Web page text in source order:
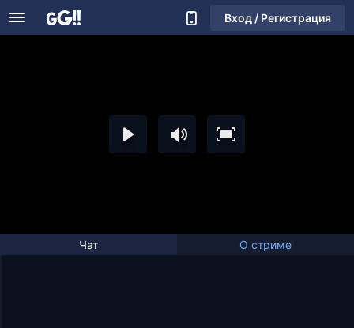
Вход / Регистрация
Чат О стриме